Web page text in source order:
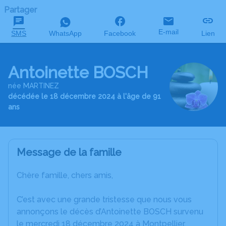
Partager
SMS WhatsApp Facebook E-mail Lien
Antoinette BOSCH
née MARTINEZ
décédée le 18 décembre 2024 à l'âge de 91
ans
Message de la famille
Chère famille, chers amis,
C’est avec une grande tristesse que nous vous
annonçons le décès d’Antoinette BOSCH survenu
le mercredi 18 décembre 2024 à Montpellier.